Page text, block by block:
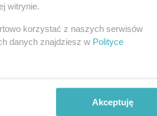
witrynie.
korzystać z naszych serwisów
danych znajdziesz w Polityce
Akceptuję